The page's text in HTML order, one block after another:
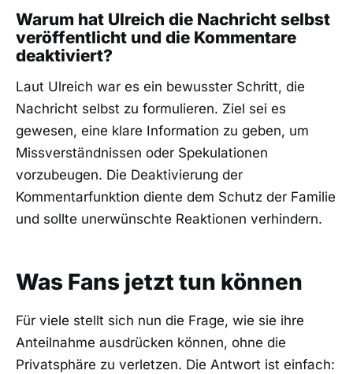
Warum hat Ulreich die Nachricht selbst
veröffentlicht und die Kommentare
deaktiviert?
Laut Ulreich war es ein bewusster Schritt, die
Nachricht selbst zu formulieren. Ziel sei es
gewesen, eine klare Information zu geben, um
Missverständnissen oder Spekulationen
vorzubeugen. Die Deaktivierung der
Kommentarfunktion diente dem Schutz der Familie
und sollte unerwünschte Reaktionen verhindern.
Was Fans jetzt tun können
Für viele stellt sich nun die Frage, wie sie ihre
Anteilnahme ausdrücken können, ohne die
Privatsphäre zu verletzen. Die Antwort ist einfach: